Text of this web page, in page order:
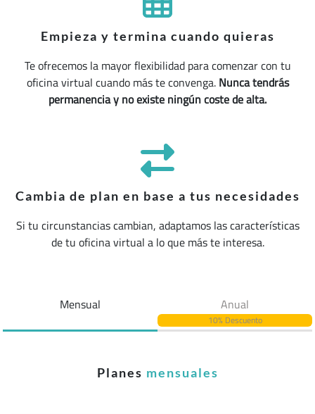
Empieza y termina cuando quieras
Te ofrecemos la mayor flexibilidad para comenzar con tu
oficina virtual cuando más te convenga.Nunca tendrás
permanencia y no existe ningún coste de alta.
Cambia de plan en base a tus necesidades
Si tu circunstancias cambian, adaptamos las características
de tu oficina virtual a lo que más te interesa.
Mensual Anual
10% Descuento
Planes mensuales